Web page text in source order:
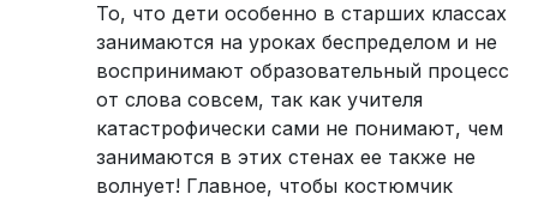
То, что дети особенно в старших классах
занимаются на уроках беспределом и не
воспринимают образовательный процесс
от слова совсем, так как учителя
катастрофически сами не понимают, чем
занимаются в этих стенах ее также не
волнует! Главное, чтобы костюмчик